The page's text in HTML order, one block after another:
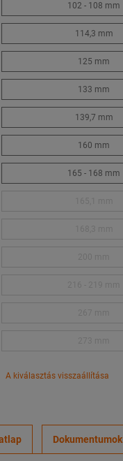
102 - 108 mm
114,3 mm
125 mm
133 mm
139,7 mm
160 mm
165 - 168 mm
A kiválasztás visszaállítása
Dokumentumok